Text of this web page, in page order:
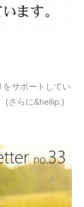
サポートしてい
さらに&hellip;)